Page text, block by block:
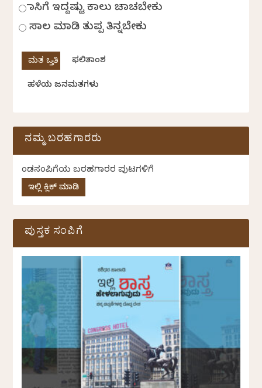
ಹಾಸಿಗೆ ಇದ್ದಷ್ಟು ಕಾಲು ಚಾಚಬೇಕು
ಸಾಲ ಮಾಡಿ ತುಪ್ಪ ತಿನ್ನಬೇಕು
ಫಲಿತಾಂಶ
ಹಳೆಯ ಜನಮತಗಳು
ನಮ್ಮ ಬರಹಗಾರರು
ಕೆಂಡಸಂಪಿಗೆಯ ಬರಹಗಾರರ ಪುಟಗಳಿಗೆ
ಇಲ್ಲಿ ಕ್ಲಿಕ್ ಮಾಡಿ
ಪುಸ್ತಕ ಸಂಪಿಗೆ